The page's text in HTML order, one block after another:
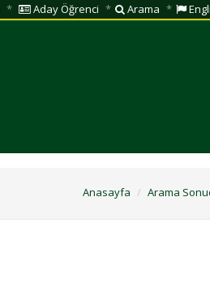
Aday Öğrenci Arama
Anasayfa Arama